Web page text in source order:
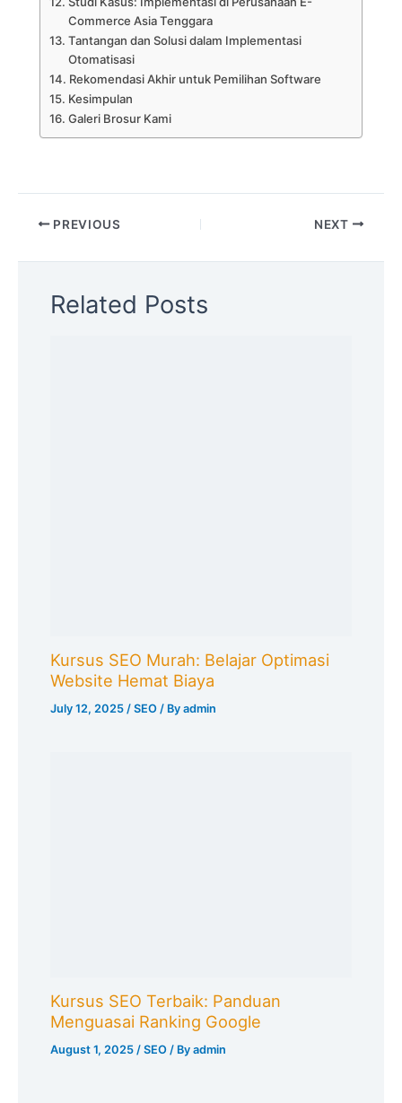
Commerce Asia Tenggara
Tantangan dan Solusi dalam Implementasi
Otomatisasi
Rekomendasi Akhir untuk Pemilihan Software
Kesimpulan
Galeri Brosur Kami
PREVIOUS NEXT
Related Posts
Kursus SEO Murah: Belajar Optimasi
Website Hemat Biaya
July 12, 2025 /SEO / Byadmin
Kursus SEO Terbaik: Panduan
Menguasai Ranking Google
August 1, 2025/SEO / Byadmin